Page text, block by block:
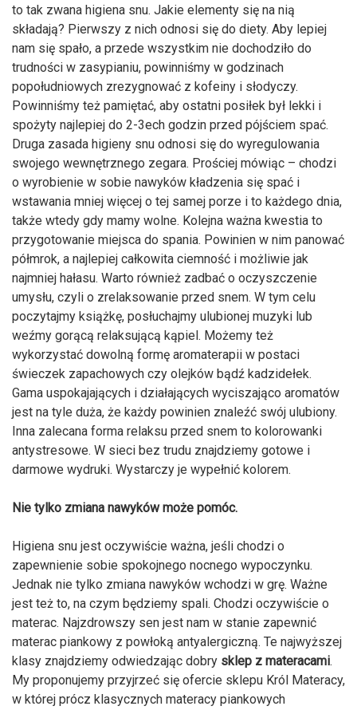
to tak zwana higiena snu. Jakie elementy się na nią
składają? Pierwszy z nich odnosi się do diety. Aby lepiej
nam się spało, a przede wszystkim nie dochodziło do
trudności w zasypianiu, powinniśmy w godzinach
popołudniowych zrezygnować z kofeiny i słodyczy.
Powinniśmy też pamiętać, aby ostatni posiłek był lekki i
spożyty najlepiej do 2-3ech godzin przed pójściem spać.
Druga zasada higieny snu odnosi się do wyregulowania
swojego wewnętrznego zegara. Prościej mówiąc – chodzi
o wyrobienie w sobie nawyków kładzenia się spać i
wstawania mniej więcej o tej samej porze i to każdego dnia,
także wtedy gdy mamy wolne. Kolejna ważna kwestia to
przygotowanie miejsca do spania. Powinien w nim panować
półmrok, a najlepiej całkowita ciemność i możliwie jak
najmniej hałasu. Warto również zadbać o oczyszczenie
umysłu, czyli o zrelaksowanie przed snem. W tym celu
poczytajmy książkę, posłuchajmy ulubionej muzyki lub
weźmy gorącą relaksującą kąpiel. Możemy też
wykorzystać dowolną formę aromaterapii w postaci
świeczek zapachowych czy olejków bądź kadzidełek.
Gama uspokajających i działających wyciszająco aromatów
jest na tyle duża, że każdy powinien znaleźć swój ulubiony.
Inna zalecana forma relaksu przed snem to kolorowanki
antystresowe. W sieci bez trudu znajdziemy gotowe i
darmowe wydruki. Wystarczy je wypełnić kolorem.
Nie tylko zmiana nawyków może pomóc.
Higiena snu jest oczywiście ważna, jeśli chodzi o
zapewnienie sobie spokojnego nocnego wypoczynku.
Jednak nie tylko zmiana nawyków wchodzi w grę. Ważne
jest też to, na czym będziemy spali. Chodzi oczywiście o
materac. Najzdrowszy sen jest nam w stanie zapewnić
materac piankowy z powłoką antyalergiczną. Te najwyższej
klasy znajdziemy odwiedzając dobry sklep z materacami.
My proponujemy przyjrzeć się ofercie sklepu Król Materacy,
w której prócz klasycznych materacy piankowych